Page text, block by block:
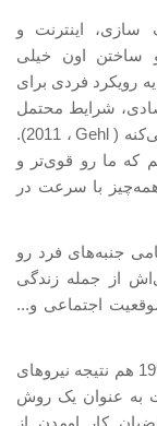
اینترنت و
ساختن اون خیلی
رویکرد فردی برای
شرایط محتمل
(
Gehl
، 2011).
که ما رو قوی‌تر و
با سرعت در
جنبه‌های فرد رو
از جمله زندگی
اجتماعی و...
پدید آمدن و ظهور برند شخصی تو اواخر دهه 1990 هم نتیجه نیروهای
به عنوان یک روش
کار اومدن از